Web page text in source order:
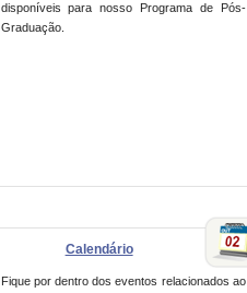
disponíveis para nosso Programa de Pós-
Graduação.
Calendário
Fique por dentro dos eventos relacionados ao